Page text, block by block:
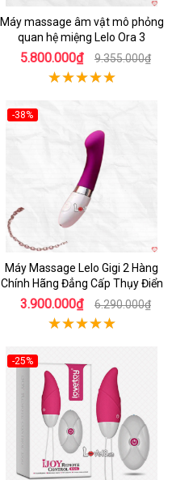
Máy massage âm vật mô phỏng
quan hệ miệng Lelo Ora 3
5.800.000₫ 9.355.000₫
-38%
Máy Massage Lelo Gigi 2 Hàng
Chính Hãng Đẳng Cấp Thụy Điển
3.900.000₫ 6.290.000₫
-25%